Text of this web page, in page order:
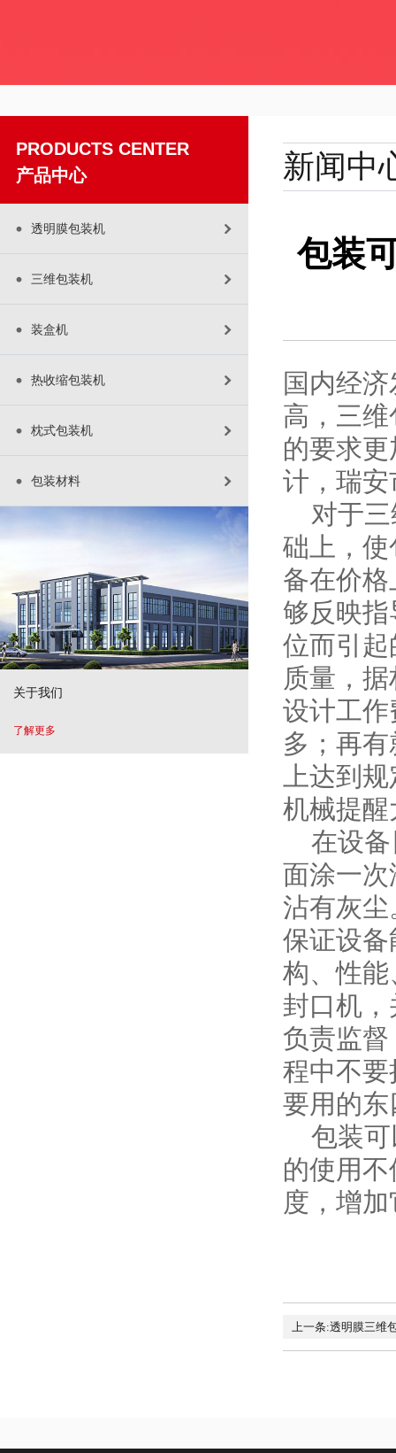
PRODUCTS CENTER
产品中心
透明膜包装机
三维包装机
装盒机
热收缩包装机
枕式包装机
包装材料
关于我们
了解更多
新闻中
包装
国内经
高，三
的要求
计，瑞
对于三
础上，
备在价
够反映
位而引
质量，
设计工
多；再
上达到
机械提
在设备
面涂一
沾有灰
保证设
构、性
封口机
负责监
程中不
要用的
包装可
的使用
度，增
上一条:透明膜三维